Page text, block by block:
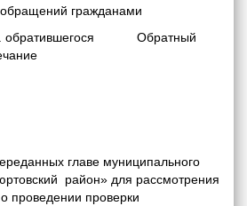
гражданами
Обратный
главе муниципального
район» для рассмотрения
проведении проверки